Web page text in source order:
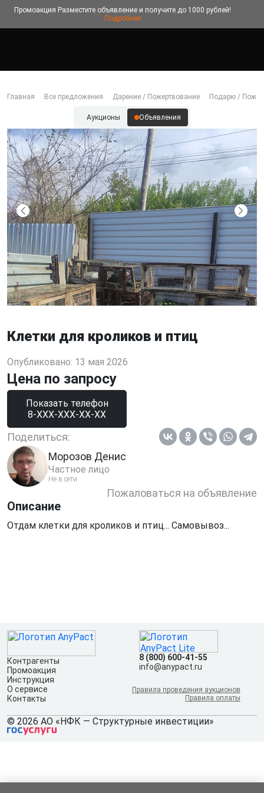
Промоакция Разместите объявление и получите до 1000 рублей!
Подробнее
Главная Все предложения Дарение / Пожертвование Подарю /
Аукционы Объявления
Клетки для кроликов и птиц
Опубликовано: 13 мая 2026
Цена по запросу
Показать телефон
8-XXX-XXX-XX-XX
Поделиться:
Морозов Денис
Частное лицо
Не в сети
Пожаловаться на объявление
Описание
Отдам клетки для кроликов и птиц... Самовывоз...
Контрагенты
Промоакция
Инструкция
О сервисе
Контакты
8 (800) 600-41-55
info@anypact.ru
Правила проведения аукционов
Правила оплаты
© 2026 АО «НФК — Структурные инвестиции»